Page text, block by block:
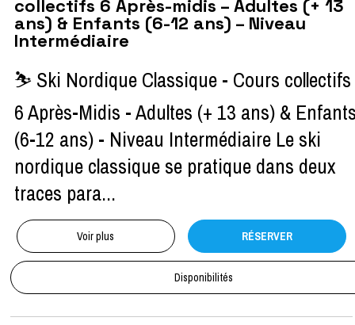
collectifs 6 Après-midis – Adultes (+ 13
ans) & Enfants (6-12 ans) – Niveau
Intermédiaire
⛷ Ski Nordique Classique - Cours collectifs
6 Après-Midis - Adultes (+ 13 ans) &
(6-12 ans) - Niveau Intermédiaire Le ski
nordique classique se pratique dans deux
traces para...
Voir plus RÉSERVER
Disponibilités